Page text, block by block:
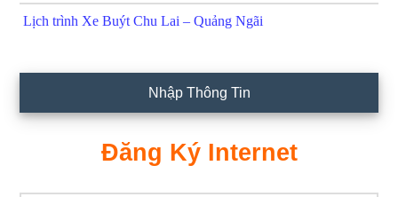
Lịch trình Xe Buýt Chu Lai – Quảng Ngãi
Nhập Thông Tin
Đăng Ký Internet